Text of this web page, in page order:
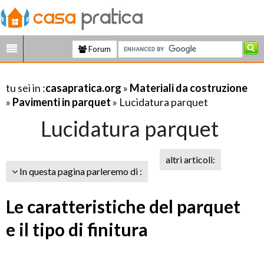
Forum
tu sei in :casapratica.org » Materiali da costruzione
» Pavimenti in parquet » Lucidatura parquet
Lucidatura parquet
In questa pagina parleremo di :
altri articoli:
Le caratteristiche del parquet
e il tipo di finitura